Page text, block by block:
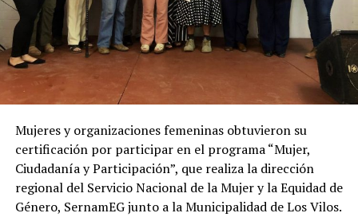
Mujeres y organizaciones femeninas obtuvieron su
certificación por participar en el programa “Mujer,
Ciudadanía y Participación”, que realiza la dirección
regional del Servicio Nacional de la Mujer y la Equidad de
Género, SernamEG junto a la Municipalidad de Los Vilos.